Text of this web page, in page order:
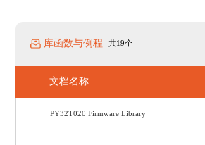
库函数与例程 共19个
文档名称
PY32T020 Firmware Library